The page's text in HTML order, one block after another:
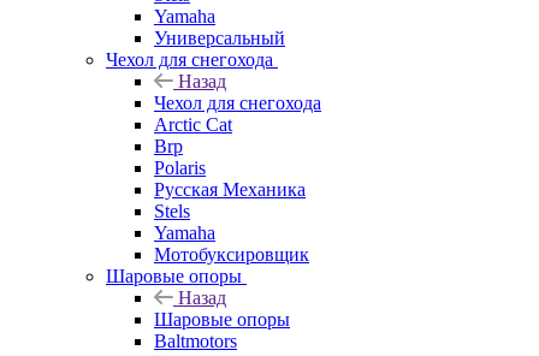
Yamaha
Универсальный
Чехол для снегохода
Назад
Чехол для снегохода
Arctic Cat
Brp
Polaris
Русская Механика
Stels
Yamaha
Мотобуксировщик
Шаровые опоры
Назад
Шаровые опоры
Baltmotors